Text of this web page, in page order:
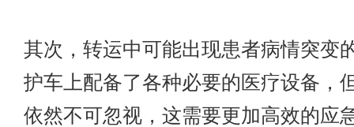
其次，转运中可能出现患者病情突变
护车上配备了各种必要的医疗设备，
依然不可忽视，这需要更加高效的应